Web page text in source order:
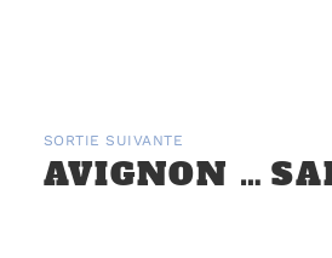
SORTIE SUIVANTE
AVIGNON MOTOR FESTIVAL 2017 – 24 AU 26 MARS